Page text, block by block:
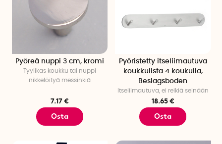
Pyöreä nuppi 3 cm, kromi
Tyylikäs koukku tai nuppi
nikkelöityä messinkiä
7.17 €
Osta
Pyöristetty itseliimautuva
koukkulista 4 koukulla,
Beslagsboden
Itseliimautuva, ei reikiä seinään
18.65 €
Osta